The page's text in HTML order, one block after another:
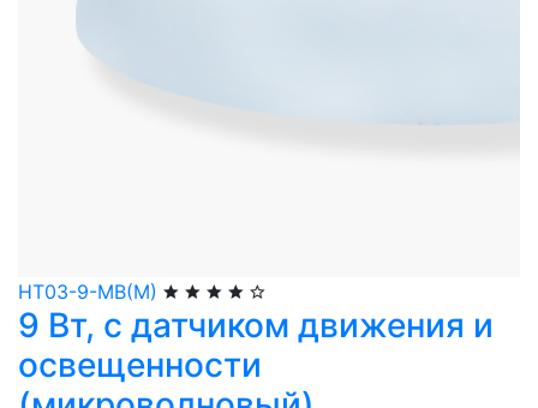
НТ03-9-МВ(М)
9 Вт, с датчиком движения и
освещенности